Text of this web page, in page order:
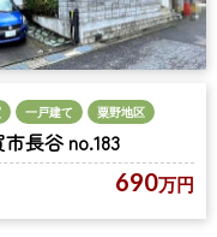
一戸建て 粟野地区
長谷 no.183
690万円